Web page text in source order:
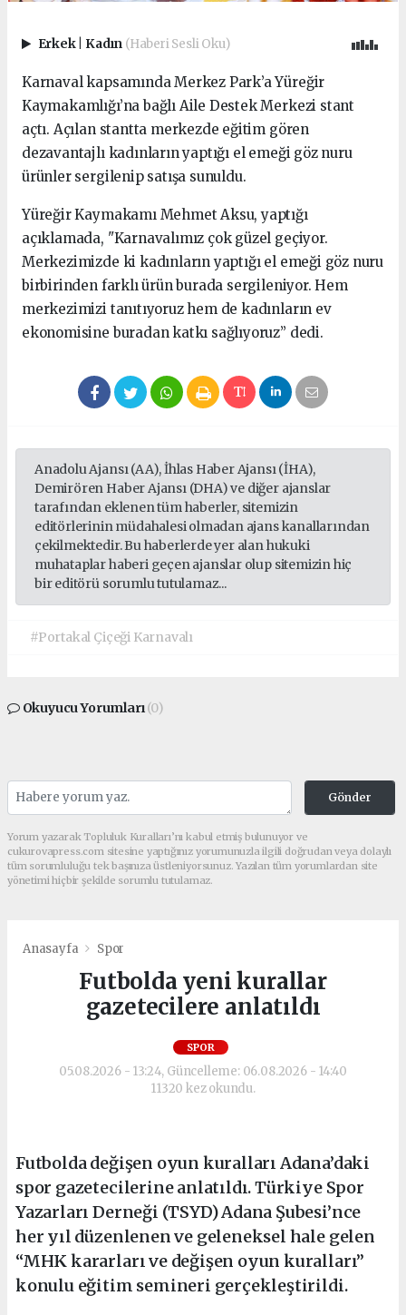
Erkek Kadın (Haberi Sesli Oku)
Karnaval kapsamında Merkez Park’a Yüreğir
Kaymakamlığı’na bağlı Aile Destek Merkezi stant
açtı. Açılan stantta merkezde eğitim gören
dezavantajlı kadınların yaptığı el emeği göz nuru
ürünler sergilenip satışa sunuldu.
Yüreğir Kaymakamı Mehmet Aksu, yaptığı
açıklamada, "Karnavalımız çok güzel geçiyor.
Merkezimizde ki kadınların yaptığı el emeği göz nuru
birbirinden farklı ürün burada sergileniyor. Hem
merkezimizi tanıtıyoruz hem de kadınların ev
ekonomisine buradan katkı sağlıyoruz” dedi.
Anadolu Ajansı (AA), İhlas Haber Ajansı (İHA),
Demirören Haber Ajansı (DHA) ve diğer ajanslar
tarafından eklenen tüm haberler, sitemizin
editörlerinin müdahalesi olmadan ajans kanallarından
çekilmektedir. Bu haberlerde yer alan hukuki
muhataplar haberi geçen ajanslar olup sitemizin hiç
bir editörü sorumlu tutulamaz...
#Portakal Çiçeği Karnavalı
Okuyucu Yorumları(0)
Gönder
Yorum yazarak Topluluk Kuralları’nı kabul etmiş bulunuyor ve
cukurovapress.com sitesine yaptığınız yorumunuzla ilgili doğrudan veya dolaylı
tüm sorumluluğu tek başınıza üstleniyorsunuz. Yazılan tüm yorumlardan site
yönetimi hiçbir şekilde sorumlu tutulamaz.
Anasayfa Spor
Futbolda yeni kurallar
gazetecilere anlatıldı
SPOR
05.08.2026 - 13:24, Güncelleme: 06.08.2026 - 14:40
11320 kez okundu.
Futbolda değişen oyun kuralları Adana’daki
spor gazetecilerine anlatıldı. Türkiye Spor
Yazarları Derneği (TSYD) Adana Şubesi’nce
her yıl düzenlenen ve geleneksel hale gelen
“MHK kararları ve değişen oyun kuralları”
konulu eğitim semineri gerçekleştirildi.